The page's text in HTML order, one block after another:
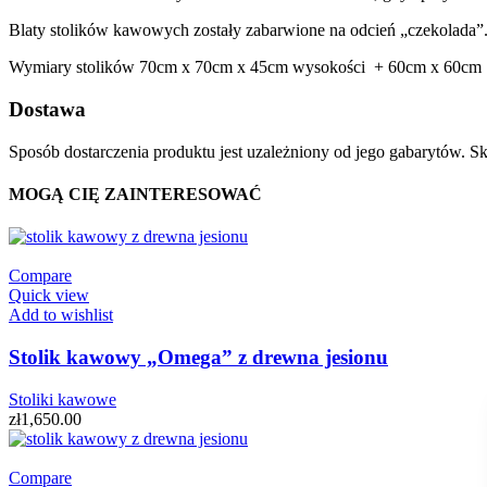
Blaty stolików kawowych zostały zabarwione na odcień „czekolada”.
Wymiary stolików 70cm x 70cm x 45cm wysokości + 60cm x 60cm
Dostawa
Sposób dostarczenia produktu jest uzależniony od jego gabarytów.
MOGĄ CIĘ ZAINTERESOWAĆ
Compare
Quick view
Add to wishlist
Stolik kawowy „Omega” z drewna jesionu
Stoliki kawowe
zł1,650.00
Compare